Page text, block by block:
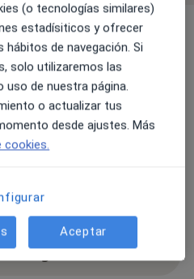
pero la cobertura varía
aseguradoras
(o tecnologías similares)
estadísiticos y ofrecer
de navegación. Si
solo utilizaremos las
uso de nuestra página.
o actualizar tus
desde ajustes. Más
cookies.
Aceptar